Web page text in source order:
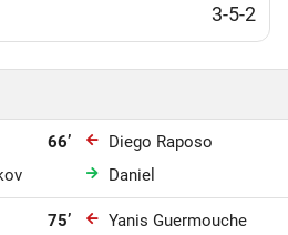
3-5-2
66’
Diego Raposo
Daniel
75’
Yanis Guermouche